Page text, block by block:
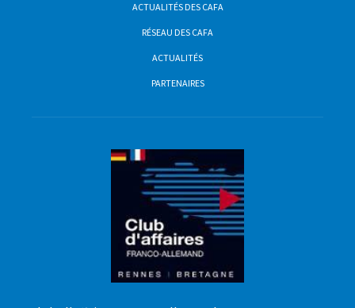
ACTUALITÉS DES CAFA
RÉSEAU DES CAFA
ACTUALITÉS
PARTENAIRES